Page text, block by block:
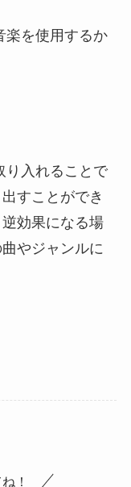
楽を使用するか
り入れることで
すことができ
効果になる場
やジャンルに
！